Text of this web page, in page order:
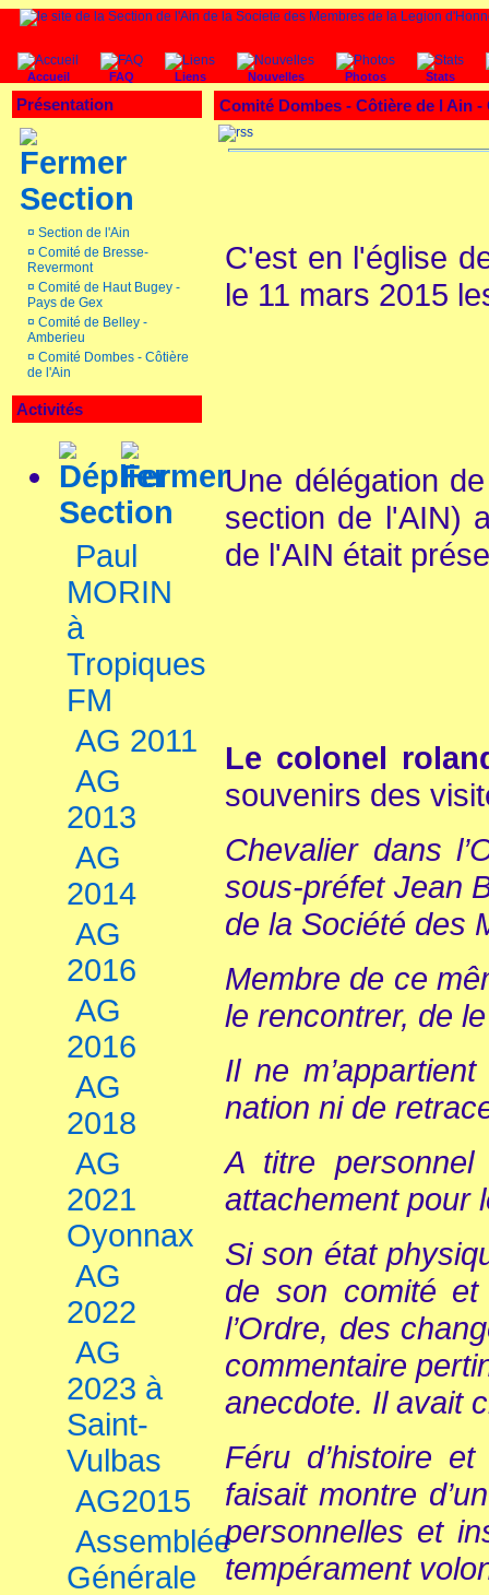
Accueil FAQ Liens Nouvelles Photos Stats
Présentation
Section
¤ Section de l'Ain
¤ Comité de Bresse-
Revermont
¤ Comité de Haut Bugey -
Pays de Gex
¤ Comité de Belley -
Amberieu
¤ Comité Dombes - Côtière
de l'Ain
Activités
Section
Paul
MORIN
à
Tropiques
FM
AG 2011
AG
2013
AG
2014
AG
2016
AG
2016
AG
2018
AG
2021
Oyonnax
AG
2022
AG
2023 à
Saint-
Vulbas
AG2015
Assemblée
Générale
Comité Dombes - Côtière de l Ain
C'est en l'église
le 11 mars 2015
Une délégation
section de l'AIN)
de l'AIN était
Le colonel
souvenirs des
Chevalier dans
sous-préfet Jean
de la Société des
Membre de ce
le rencontrer, de
Il ne
nation ni de
A titre
attachement pour
Si son état
de son comité
l’Ordre, des
commentaire
anecdote. Il avait
Féru d’histoire
faisait montre
personnelles et
tempérament